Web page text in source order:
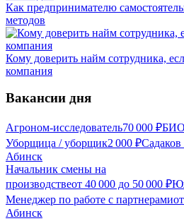
Как предпринимателю
методов
Кому доверить найм сотрудника,
компания
Вакансии дня
Агроном-исследователь70 000 ₽
Уборщица / уборщик2 000 ₽Садаков
Абинск
Начальник смены на
производствеот 40 000 до 50 000 ₽
Менеджер по работе с партнерамиот
Абинск